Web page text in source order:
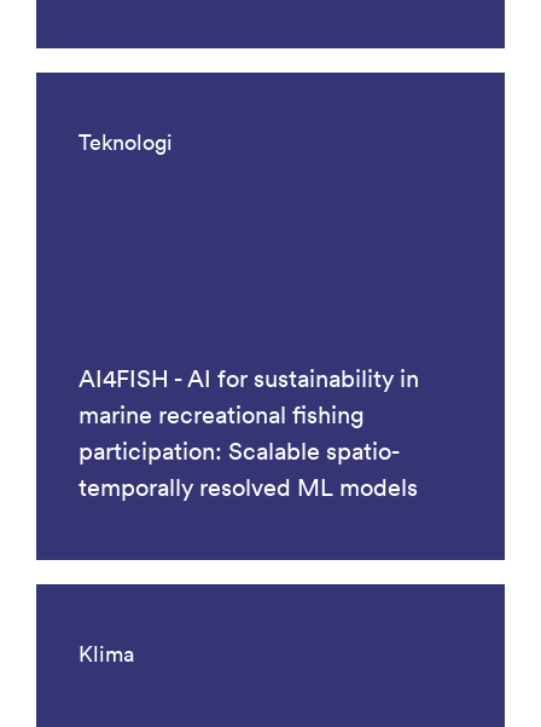
Teknologi
AI4FISH - AI for sustainability in
marine recreational fishing
participation: Scalable spatio-
temporally resolved ML models
Klima